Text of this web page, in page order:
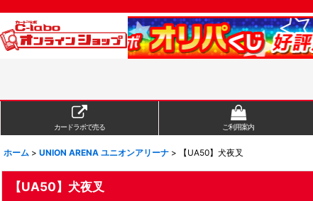
カードラボで売る ご利用案内
ホーム > UNION ARENA ユニオンアリーナ > 【UA50】犬夜叉
【UA50】犬夜叉